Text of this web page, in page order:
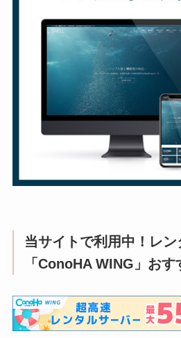
当サイトで利用中！レ
「ConoHA WING」お